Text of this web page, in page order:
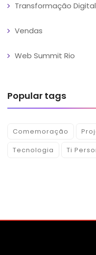
Transformação Digital
Vendas
Web Summit Rio
Popular tags
Comemoração
Tecnologia
Ti